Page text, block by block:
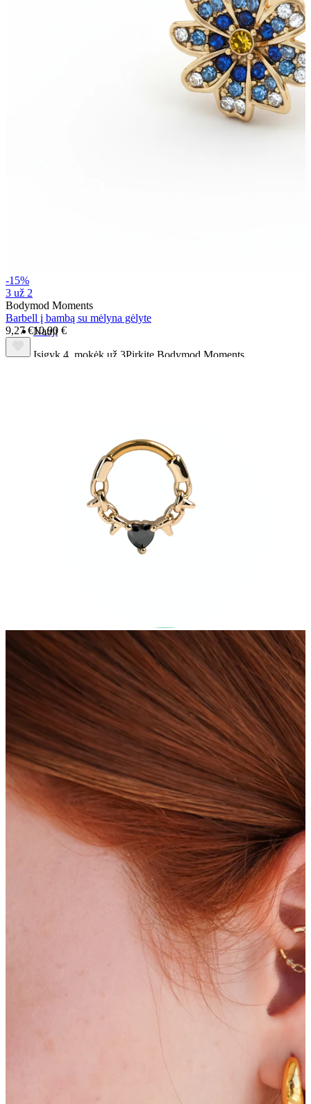
Nauji
Įsigyk 4, mokėk už 3Pirkite Bodymod Moments
Bodymod Care
Bodymod Premium
-15%
3 už 2
Bodymod Moments
Barbell į bambą su mėlyna gėlyte
9,27 €10,90 €